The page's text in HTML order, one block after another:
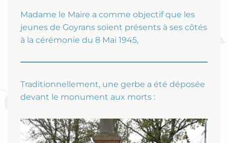
Madame le Maire a comme objectif que les
jeunes de Goyrans soient présents à ses côtés
à la cérémonie du 8 Mai 1945,
Traditionnellement, une gerbe a été déposée
devant le monument aux morts :